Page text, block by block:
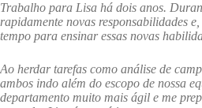
Trabalho para Lisa há dois anos.
rapidamente novas responsabilidades
tempo para ensinar essas novas
Ao herdar tarefas como análise de
ambos indo além do escopo de nossa
departamento muito mais ágil e me